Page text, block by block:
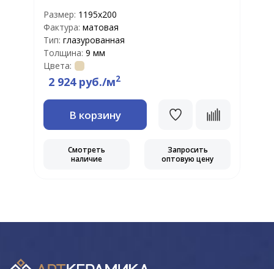
Размер: 1195х200
Фактура: матовая
Тип: глазурованная
Толщина: 9 мм
Цвета:
2 924 руб./м2
В корзину
Смотреть
наличие
Запросить
оптовую цену